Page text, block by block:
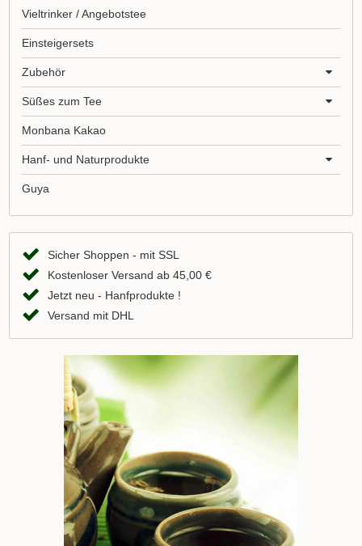
Vieltrinker / Angebotstee
Einsteigersets
Zubehör
Süßes zum Tee
Monbana Kakao
Hanf- und Naturprodukte
Guya
Sicher Shoppen - mit SSL
Kostenloser Versand ab 45,00 €
Jetzt neu - Hanfprodukte !
Versand mit DHL